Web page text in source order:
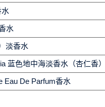
水
淡香水
蓝色地中海淡香水（杏仁香）
Eau De Parfum香水